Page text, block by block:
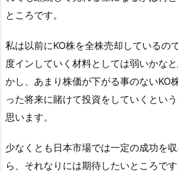
ところです。
私は以前にKO株を全株売却しているの
度インしていく材料としては弱いかな
かし、あまり株価が下がる事のないKO
った将来に賭けて投資をしていくとい
思います。
少なくとも日本市場では一定の成功を
ら、それなりには期待したいところです